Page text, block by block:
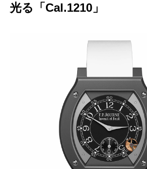
光る「Cal.1210」